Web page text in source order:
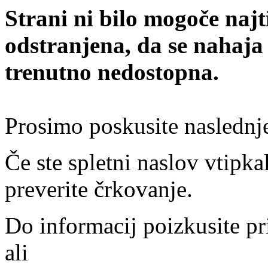
Strani ni bilo mogoče
odstranjena, da se
trenutno nedostopna.
Prosimo poskusite
Če ste spletni naslov
preverite črkovanje.
Do informacij poizkusite
ali